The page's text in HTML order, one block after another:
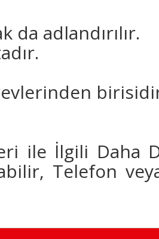
adlandırılır.
ile İlgili Daha
Telefon